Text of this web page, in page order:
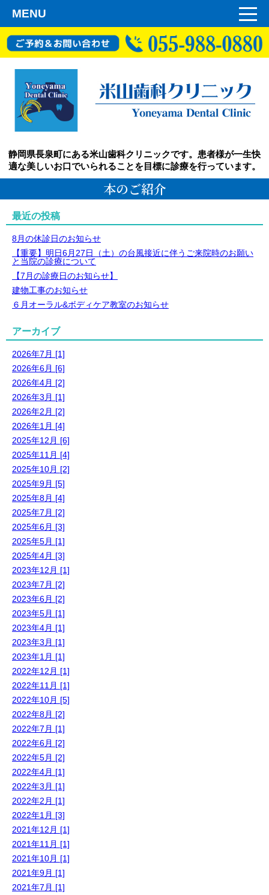
MENU
静岡県長泉町にある米山歯科クリニックです。患者様が一生快
適な美しいお口でいられることを目標に診療を行っています。
本のご紹介
最近の投稿
8月の休診日のお知らせ
【重要】明日6月27日（土）の台風接近に伴うご来院時のお願い
と当院の診療について
【7月の診療日のお知らせ】
建物工事のお知らせ
６月オーラル&ボディケア教室のお知らせ
アーカイブ
2026年7月 [1]
2026年6月 [6]
2026年4月 [2]
2026年3月 [1]
2026年2月 [2]
2026年1月 [4]
2025年12月 [6]
2025年11月 [4]
2025年10月 [2]
2025年9月 [5]
2025年8月 [4]
2025年7月 [2]
2025年6月 [3]
2025年5月 [1]
2025年4月 [3]
2023年12月 [1]
2023年7月 [2]
2023年6月 [2]
2023年5月 [1]
2023年4月 [1]
2023年3月 [1]
2023年1月 [1]
2022年12月 [1]
2022年11月 [1]
2022年10月 [5]
2022年8月 [2]
2022年7月 [1]
2022年6月 [2]
2022年5月 [2]
2022年4月 [1]
2022年3月 [1]
2022年2月 [1]
2022年1月 [3]
2021年12月 [1]
2021年11月 [1]
2021年10月 [1]
2021年9月 [1]
2021年7月 [1]